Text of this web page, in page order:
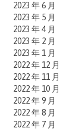
2023 年 6 月
2023 年 5 月
2023 年 4 月
2023 年 2 月
2023 年 1 月
2022 年 12 月
2022 年 11 月
2022 年 10 月
2022 年 9 月
2022 年 8 月
2022 年 7 月